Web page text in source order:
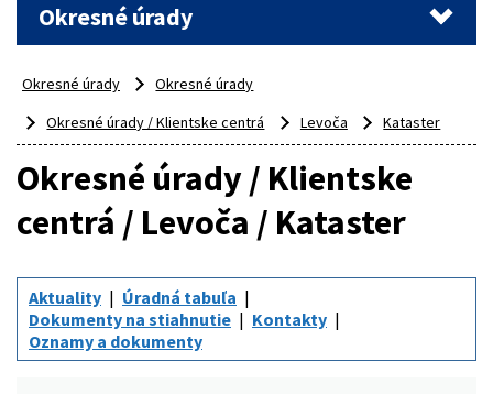
Okresné úrady
Okresné úrady
Okresné úrady
Okresné úrady / Klientske centrá
Levoča Kataster
Okresné úrady / Klientske
centrá / Levoča / Kataster
Aktuality
Úradná tabuľa
Dokumenty na stiahnutie
Kontakty
Oznamy a dokumenty